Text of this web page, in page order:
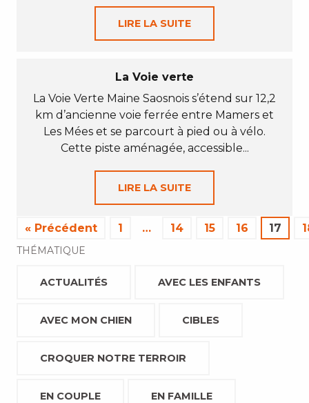
LIRE LA SUITE
La Voie verte
La Voie Verte Maine Saosnois s’étend sur 12,2
km d’ancienne voie ferrée entre Mamers et
Les Mées et se parcourt à pied ou à vélo.
Cette piste aménagée, accessible...
LIRE LA SUITE
« Précédent 1 … 14 15 16 17
THÉMATIQUE
ACTUALITÉS AVEC LES ENFANTS
AVEC MON CHIEN CIBLES
CROQUER NOTRE TERROIR
EN COUPLE EN FAMILLE